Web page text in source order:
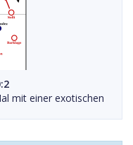
mit einer exotischen